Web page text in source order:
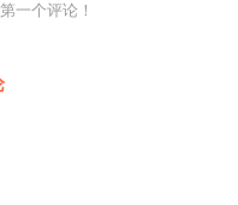
主题曲《梦想时光》，乐动
一个评论！